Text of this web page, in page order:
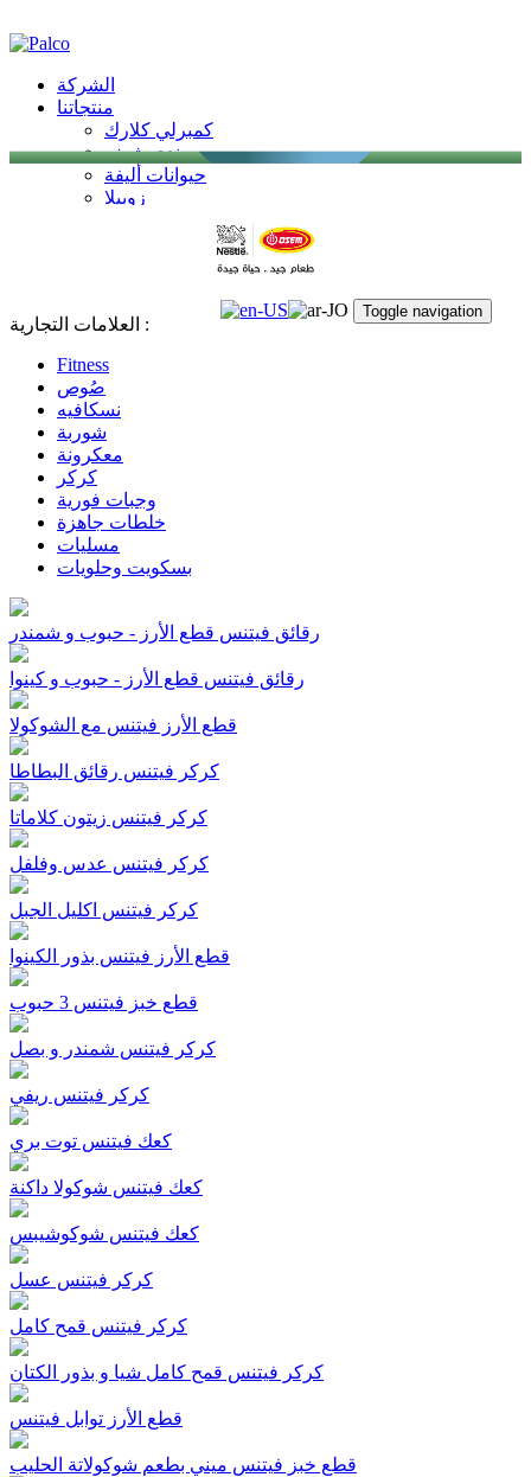
الشركة
منتجاتنا
كمبرلي كلارك
بوندي شيف
حيوانات أليفة
زوبيلا
Toggle navigation
العلامات التجارية :
Fitness
صُوص
نسكافيه
شوربة
معكرونة
كركر
وجبات فورية
خلطات جاهزة
مسليات
بسكويت وحلويات
رقائق فيتنس قطع الأرز - حبوب و شمندر
رقائق فيتنس قطع الأرز - حبوب و كينوا
قطع الأرز فيتنس مع الشوكولا
كركر فيتنس رقائق البطاطا
كركر فيتنس زيتون كلاماتا
كركر فيتنس عدس وفلفل
كركر فيتنس اكليل الجبل
قطع الأرز فيتنس بذور الكينوا
قطع خبز فيتنس 3 حبوب
كركر فيتنس شمندر و بصل
كركر فيتنس ريفي
كعك فيتنس توت بري
كعك فيتنس شوكولا داكنة
كعك فيتنس شوكوشيبس
كركر فيتنس عسل
كركر فيتنس قمح كامل
كركر فيتنس قمح كامل شيا و بذور الكتان
قطع الأرز توابل فيتنس
قطع خبز فيتنس ميني بطعم شوكولاتة الحليب